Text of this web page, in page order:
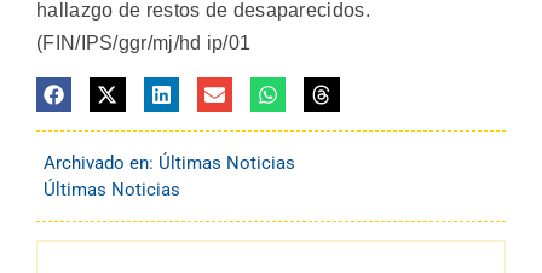
hallazgo de restos de desaparecidos.
(FIN/IPS/ggr/mj/hd ip/01
Archivado en: Últimas Noticias
Últimas Noticias